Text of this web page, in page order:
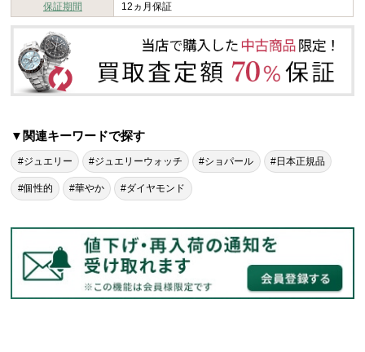
保証期間
12ヵ月保証
▼関連キーワードで探す
#ジュエリー #ジュエリーウォッチ #ショパール #日本正規品
#個性的 #華やか #ダイヤモンド